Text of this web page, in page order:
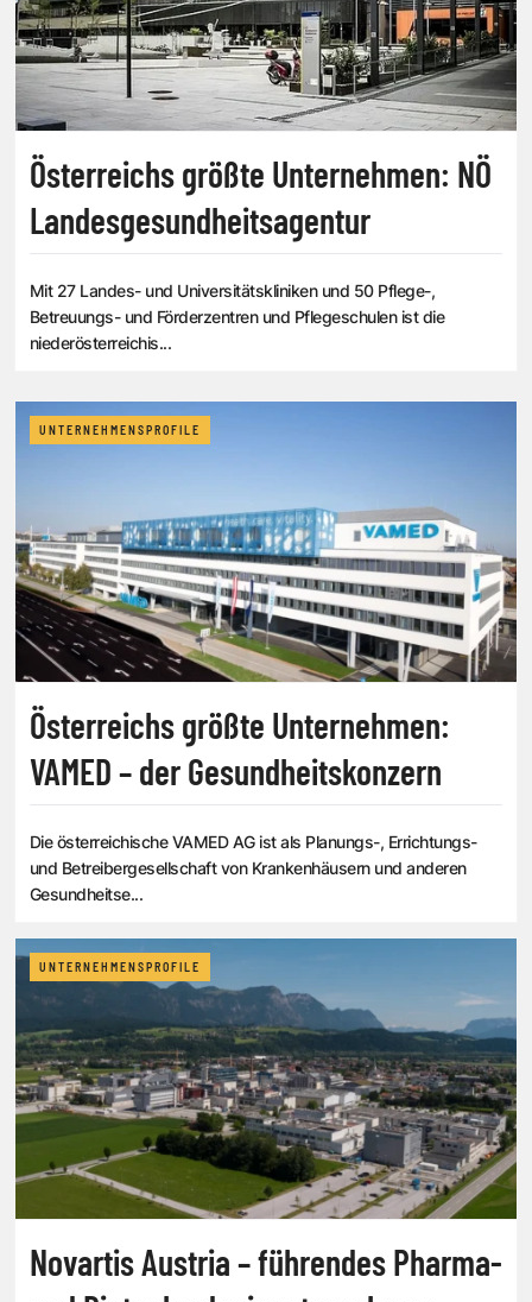
Österreichs größte Unternehmen: NÖ
Landesgesundheitsagentur
Mit 27 Landes- und Universitätskliniken und 50 Pflege-,
Betreuungs- und Förderzentren und Pflegeschulen ist die
niederösterreichis...
UNTERNEHMENSPROFILE
Österreichs größte Unternehmen:
VAMED – der Gesundheitskonzern
Die österreichische VAMED AG ist als Planungs-, Errichtungs-
und Betreibergesellschaft von Krankenhäusern und anderen
Gesundheitse...
UNTERNEHMENSPROFILE
Novartis Austria – führendes Pharma-